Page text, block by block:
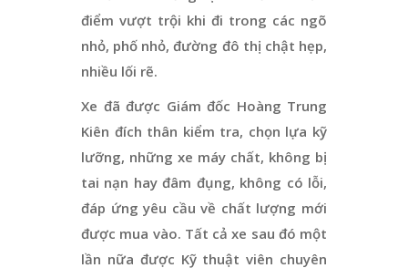
điểm vượt trội khi đi trong các ngõ
nhỏ, phố nhỏ, đường đô thị chật hẹp,
nhiều lối rẽ.
Xe đã được Giám đốc Hoàng Trung
Kiên đích thân kiểm tra, chọn lựa kỹ
lưỡng, những xe máy chất, không bị
tai nạn hay đâm đụng, không có lỗi,
đáp ứng yêu cầu về chất lượng mới
được mua vào. Tất cả xe sau đó một
lần nữa được Kỹ thuật viên chuyên